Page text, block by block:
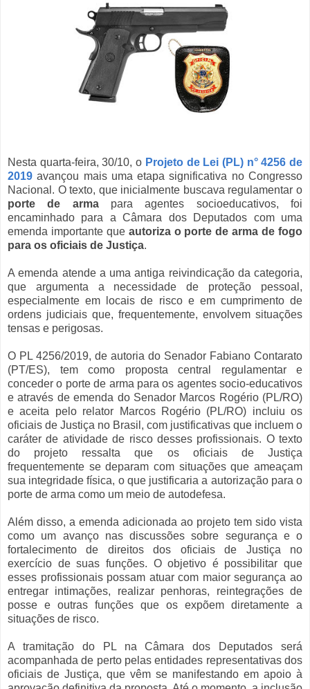
Nesta quarta-feira, 30/10, o Projeto de Lei (PL) n° 4256 de
2019 avançou mais uma etapa significativa no Congresso
Nacional. O texto, que inicialmente buscava regulamentar o
porte de armapara agentes socioeducativos, foi
encaminhado para a Câmara dos Deputados com uma
emenda importante que autoriza o porte de arma de fogo
para os oficiais de Justiça.
A emenda atende a uma antiga reivindicação da categoria,
que argumenta a necessidade de proteção pessoal,
especialmente em locais de risco e em cumprimento de
ordens judiciais que, frequentemente, envolvem situações
tensas e perigosas.
O PL 4256/2019, de autoria do Senador Fabiano Contarato
(PT/ES), tem como proposta central regulamentar e
conceder o porte de arma para os agentes socio-educativos
e através de emenda do Senador Marcos Rogério (PL/RO)
e aceita pelo relator Marcos Rogério (PL/RO) incluiu os
oficiais de Justiça no Brasil, com justificativas que incluem o
caráter de atividade de risco desses profissionais. O texto
do projeto ressalta que os oficiais de Justiça
frequentemente se deparam com situações que ameaçam
sua integridade física, o que justificaria a autorização para o
porte de arma como um meio de autodefesa.
Além disso, a emenda adicionada ao projeto tem sido vista
como um avanço nas discussões sobre segurança e o
fortalecimento de direitos dos oficiais de Justiça no
exercício de suas funções. O objetivo é possibilitar que
esses profissionais possam atuar com maior segurança ao
entregar intimações, realizar penhoras, reintegrações de
posse e outras funções que os expõem diretamente a
situações de risco.
A tramitação do PL na Câmara dos Deputados será
acompanhada de perto pelas entidades representativas dos
oficiais de Justiça, que vêm se manifestando em apoio à